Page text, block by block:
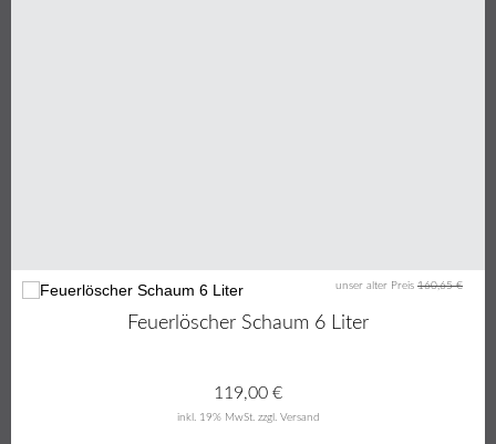
unser alter Preis 160,65 €
Feuerlöscher Schaum 6 Liter
inkl. 19% MwSt. zzgl. Versand
119,00 €